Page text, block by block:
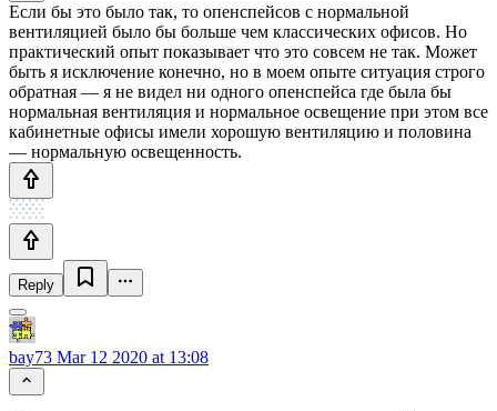
Если бы это было так, то опенспейсов с нормальной
вентиляцией было бы больше чем классических офисов. Но
практический опыт показывает что это совсем не так. Может
быть я исключение конечно, но в моем опыте ситуация строго
обратная — я не видел ни одного опенспейса где была бы
нормальная вентиляция и нормальное освещение при этом все
кабинетные офисы имели хорошую вентиляцию и половина
— нормальную освещенность.
Reply
bay73 Mar 12 2020 at 13:08